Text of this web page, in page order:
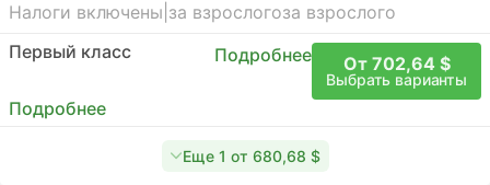
Налоги включены за взрослогоза взрослого
Первый класс
Подробнее От 702,64 $
Выбрать варианты
Подробнее
Еще 1 от 680,68 $